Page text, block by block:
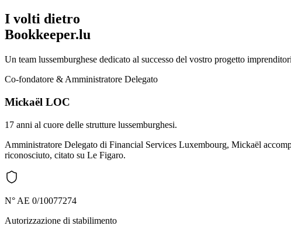
I volti dietro
Bookkeeper.lu
Un team lussemburghese dedicato al successo del vostro progetto
Co-fondatore & Amministratore Delegato
Mickaël LOC
17 anni al cuore delle strutture lussemburghesi.
Amministratore Delegato di Financial Services Luxembourg, Mickaël
riconosciuto, citato su Le Figaro.
N° AE 0/10077274
Autorizzazione di stabilimento